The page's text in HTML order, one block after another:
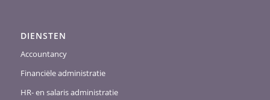
DIENSTEN
Accountancy
Financiële administratie
HR- en salaris administratie